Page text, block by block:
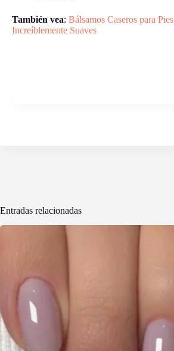
También vea: Bálsamos Caseros para Pies
Increíblemente Suaves
Entradas relacionadas